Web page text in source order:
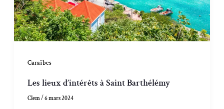
Caraïbes
Les lieux d’intérêts à Saint Barthélémy
Clem/6 mars 2024